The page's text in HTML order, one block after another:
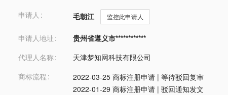
申请人
毛朝江 监控此申请人
申请人地址
贵州省遵义市************
代理人名称
天津梦知网科技有限公司
商标流程
2022-03-25 商标注册申请 | 等待驳回复审
2022-01-29 商标注册申请 | 驳回通知发文